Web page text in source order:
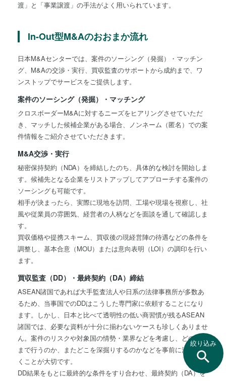
渡」と「事業譲渡」の手法がよく用いられています。
In-Out型M&Aのおおまか流れ
日本M&Aセンターでは、案件のソーシング（発掘）・マッチン
グ、M&Aの交渉・実行、買収監査のサポートから成約まで、ワ
ンストップでサービスをご提供します。
案件のソーシング（発掘）・マッチング
クロスボーダーM&Aに対するニーズをヒアリングさせていただ
き、マッチした候補企業がある場合、ノンネーム（匿名）での案
件情報をご紹介させていただきます。
M&A交渉・実行
秘密保持契約（NDA）を締結したのち、具体的な検討を開始しま
す。候補先となる企業をリストアップしてアプローチする案件の
ソーシングも可能です。
相手が決まったら、実際に現地を訪問、工場や現場を視察し、社
風や従業員の雰囲気、経営者の人柄などを面談を通して確認しま
す。
買収価格や提携スキーム、買収後の現経営陣の待遇などの条件を
調整し、基本合意（MOU）または意向表明（LOI）の調印を行い
ます。
買収監査（DD）・最終契約（DA）締結
ASEAN諸国であれば大手監査法人や日系の法律事務所が多数あ
るため、当事国でのDDはこうした専門家に依頼することになり
ます。しかし、日本と比べて透明性の低い商習慣が残るASEAN
諸国では、必要な資料が十分に揃わないケースも珍しくありませ
ん。案件のリスクや対象国の情勢・業界などを考慮し、どの範囲
まで行うのか、またどこを深掘りするのかなどを事前に決めてお
くことが大切です。
DD結果をもとに最終的な条件をすり合わせ、最終契約（DA）を
絞り込み